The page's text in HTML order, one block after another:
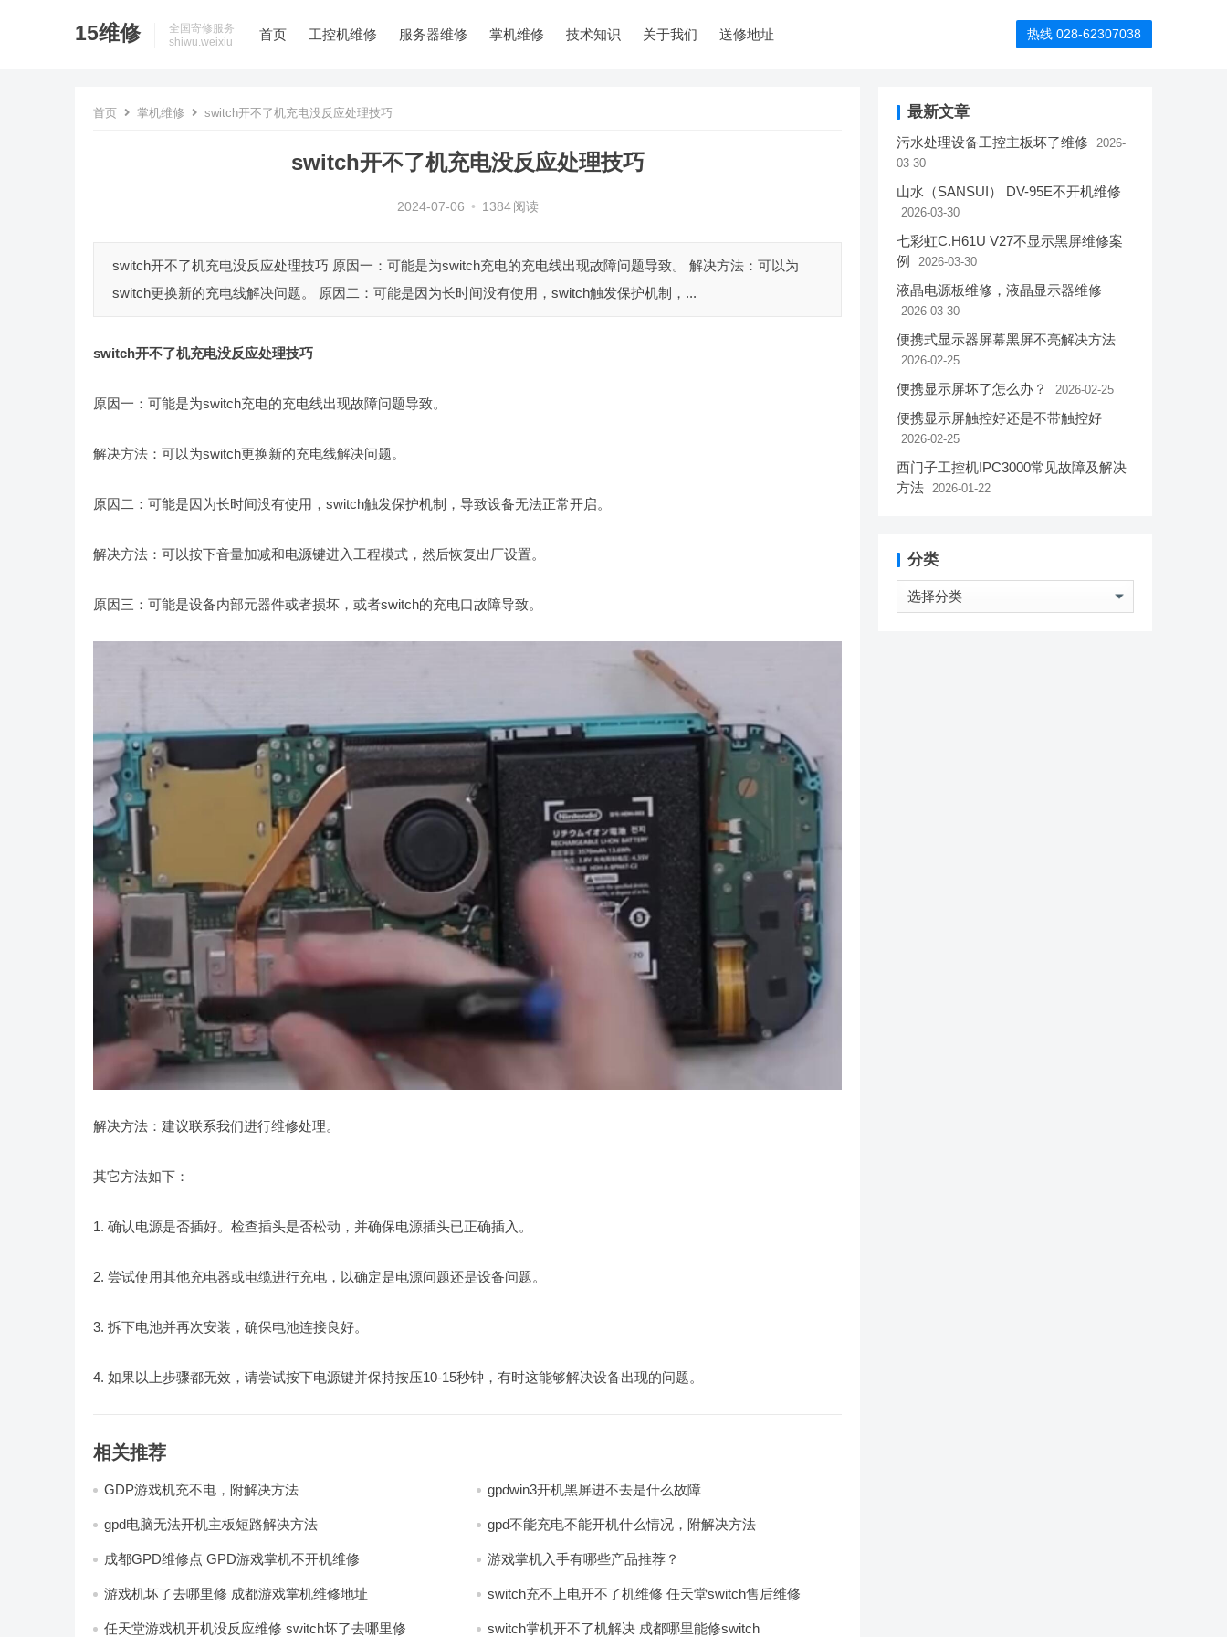
15维修
全国寄修服务
shiwu.weixiu
首页 工控机维修 服务器维修 掌机维修 技术知识 关于我们 送修地址 热线 028-62307038
首页 掌机维修 switch开不了机充电没反应处理技巧
switch开不了机充电没反应处理技巧
2024-07-06 • 1384 阅读
switch开不了机充电没反应处理技巧 原因一：可能是为switch充电的充电线出现故障问题导致。 解决方法：可以为
switch更换新的充电线解决问题。 原因二：可能是因为长时间没有使用，switch触发保护机制，...
switch开不了机充电没反应处理技巧
原因一：可能是为switch充电的充电线出现故障问题导致。
解决方法：可以为switch更换新的充电线解决问题。
原因二：可能是因为长时间没有使用，switch触发保护机制，导致设备无法正常开启。
解决方法：可以按下音量加减和电源键进入工程模式，然后恢复出厂设置。
原因三：可能是设备内部元器件或者损坏，或者switch的充电口故障导致。
解决方法：建议联系我们进行维修处理。
其它方法如下：
1. 确认电源是否插好。检查插头是否松动，并确保电源插头已正确插入。
2. 尝试使用其他充电器或电缆进行充电，以确定是电源问题还是设备问题。
3. 拆下电池并再次安装，确保电池连接良好。
4. 如果以上步骤都无效，请尝试按下电源键并保持按压10-15秒钟，有时这能够解决设备出现的问题。
相关推荐
GDP游戏机充不电，附解决方法 gpdwin3开机黑屏进不去是什么故障
gpd电脑无法开机主板短路解决方法 gpd不能充电不能开机什么情况，附解决方法
成都GPD维修点 GPD游戏掌机不开机维修 游戏掌机入手有哪些产品推荐？
游戏机坏了去哪里修 成都游戏掌机维修地址 switch充不上电开不了机维修 任天堂switch售后维修
任天堂游戏机开机没反应维修 switch坏了去哪里修 switch掌机开不了机解决 成都哪里能修switch
最新文章
污水处理设备工控主板坏了维修
2026-
03-30
山水（SANSUI） DV-95E不开机维修
2026-03-30
七彩虹C.H61U V27不显示黑屏维修案
例
2026-03-30
液晶电源板维修，液晶显示器维修
2026-03-30
便携式显示器屏幕黑屏不亮解决方法
2026-02-25
便携显示屏坏了怎么办？ 2026-02-25
便携显示屏触控好还是不带触控好
2026-02-25
西门子工控机IPC3000常见故障及解决
方法 2026-01-22
分类
分
类